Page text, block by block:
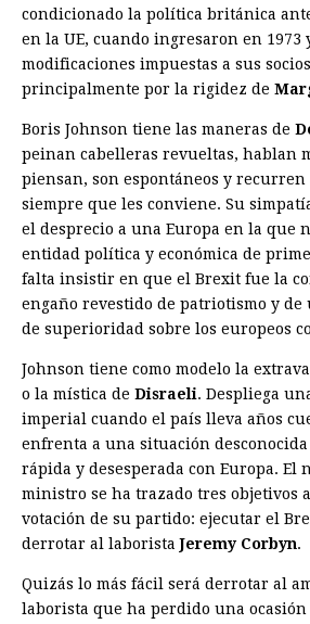
condicionado la política británica
en la UE, cuando ingresaron en 1973
modificaciones impuestas a sus
principalmente por la rigidez de
Boris Johnson tiene las maneras de
peinan cabelleras revueltas, hablan
piensan, son espontáneos y
siempre que les conviene. Su
el desprecio a una Europa en la que
entidad política y económica de
falta insistir en que el Brexit fue la
engaño revestido de patriotismo y
de superioridad sobre los europeos
Johnson tiene como modelo la
o la mística de Disraeli. Despliega
imperial cuando el país lleva años
enfrenta a una situación
rápida y desesperada con Europa. El
ministro se ha trazado tres objetivos
votación de su partido: ejecutar el
derrotar al laboristaJeremy Corbyn.
Quizás lo más fácil será derrotar al
laborista que ha perdido una ocasión